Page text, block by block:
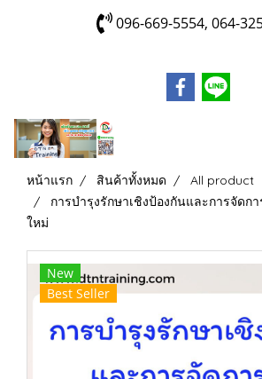
096-669-5554, 064-
หน้าแรก สินค้าทั้งหมด
All product
การบำรุงรักษาเชิงป้องกันและการจัดก
ใหม่
New
Best Seller